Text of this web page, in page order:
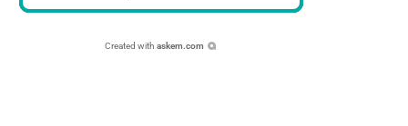
Created with askem.com